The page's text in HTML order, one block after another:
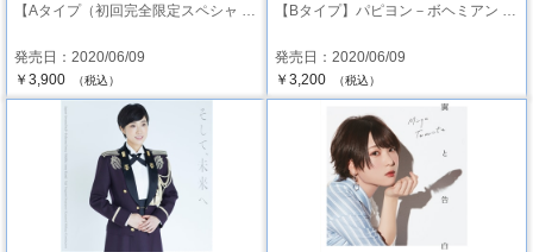
【Aタイプ（初回完全限定スペシャ …
発売日：2020/06/09
￥3,900
（税込）
【Bタイプ】パピヨン－ボヘミアン …
発売日：2020/06/09
￥3,200
（税込）